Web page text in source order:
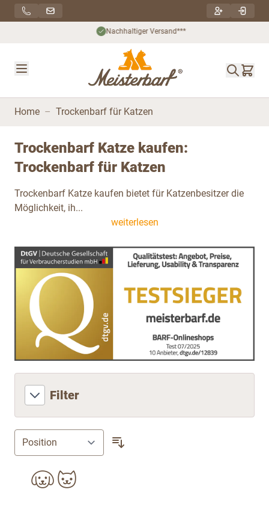
Direkt zum Inhalt
Nachhaltiger Versand***
Home – Trockenbarf für Katzen
Trockenbarf Katze kaufen:
Trockenbarf für Katzen
Trockenbarf Katze kaufen bietet für Katzenbesitzer die
Möglichkeit, ih...
weiterlesen
Filter